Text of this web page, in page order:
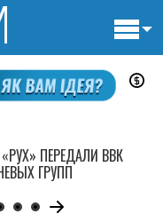
ПЕРЕДАЛИ ВВК
ГРУПП